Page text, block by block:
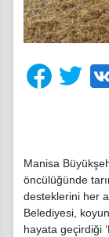
Manisa
öncülüğünde
desteklerini her
Belediyesi,
hayata geçirdiği